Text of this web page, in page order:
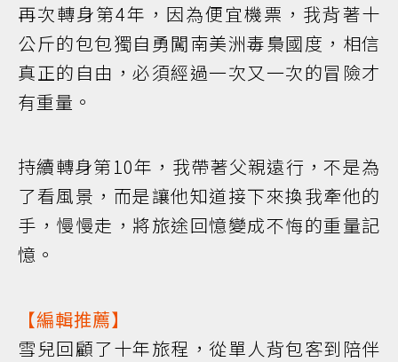
再次轉身第4年，因為便宜機票，我背著十
公斤的包包獨自勇闖南美洲毒梟國度，相信
真正的自由，必須經過一次又一次的冒險才
有重量。
持續轉身第10年，我帶著父親遠行，不是為
了看風景，而是讓他知道接下來換我牽他的
手，慢慢走，將旅途回憶變成不悔的重量記
憶。
【編輯推薦】
雪兒回顧了十年旅程，從單人背包客到陪伴